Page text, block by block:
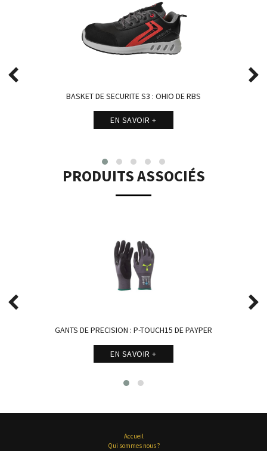
BASKET DE SECURITE S3 : OHIO DE RBS
EN SAVOIR +
PRODUITS ASSOCIÉS
GANTS DE PRECISION : P-TOUCH15 DE PAYPER
EN SAVOIR +
Accueil
Qui sommes nous ?